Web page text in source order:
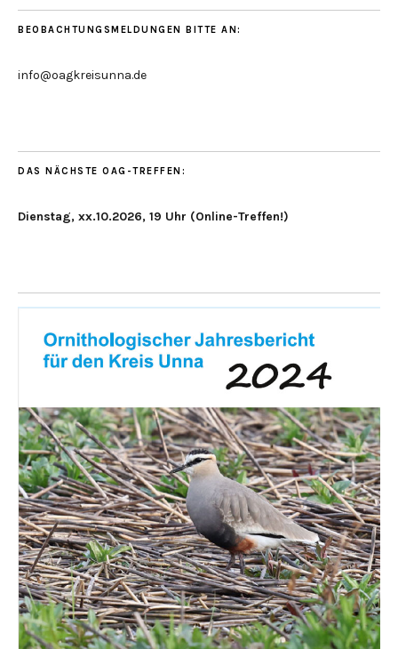
BEOBACHTUNGSMELDUNGEN BITTE AN:
info@oagkreisunna.de
DAS NÄCHSTE OAG-TREFFEN:
Dienstag, xx.10.2026, 19 Uhr (Online-Treffen!)